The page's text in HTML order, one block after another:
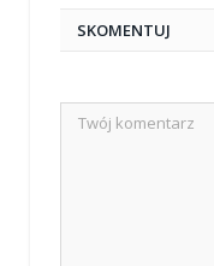
SKOMENTUJ